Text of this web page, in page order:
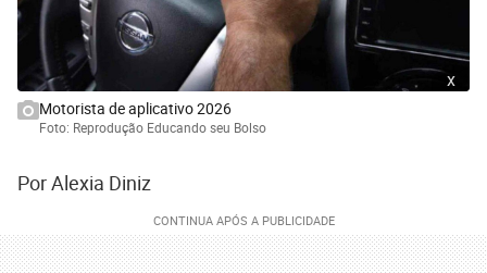
x
Motorista de aplicativo 2026
Foto: Reprodução Educando seu Bolso
Por Alexia Diniz